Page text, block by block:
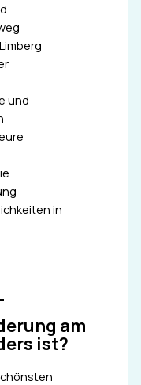
und
in
am
ist?